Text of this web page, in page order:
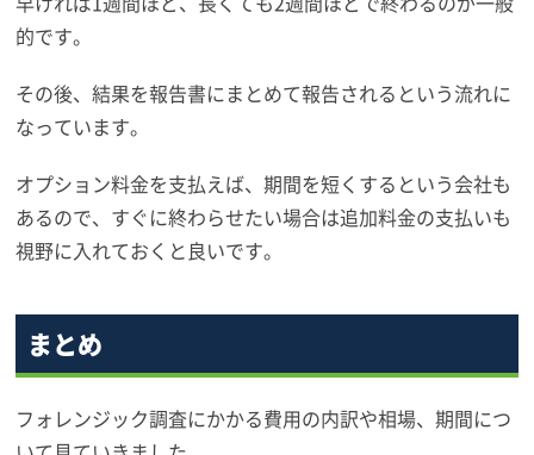
的です。
その後、結果を報告書にまとめて報告されるという流れに
なっています。
オプション料金を支払えば、期間を短くするという会社も
あるので、すぐに終わらせたい場合は追加料金の支払いも
視野に入れておくと良いです。
まとめ
フォレンジック調査にかかる費用の内訳や相場、期間につ